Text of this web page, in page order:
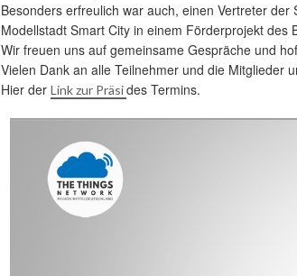
Besonders erfreulich war auch, einen Vertreter
Modellstadt Smart City in einem Förderprojekt
Wir freuen uns auf gemeinsame Gespräche und
Vielen Dank an alle Teilnehmer und die Mitglieder
Hier der Link zur Präsides Termins.